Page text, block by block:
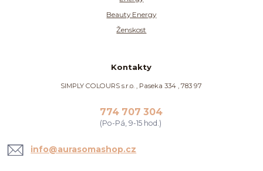
Beauty Energy
Ženskost
Kontakty
SIMPLY COLOURS s.r.o. , Paseka 334 , 783 97
774 707 304
(Po-Pá, 9-15 hod.)
info@aurasomashop.cz